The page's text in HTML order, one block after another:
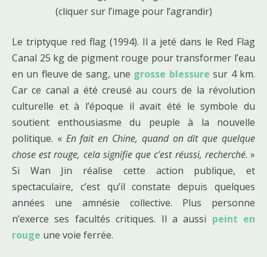
(cliquer sur l’image pour l’agrandir)
Le triptyque red flag (1994). Il a jeté dans le Red Flag
Canal 25 kg de pigment rouge pour transformer l’eau
en un fleuve de sang, une grosse blessure sur 4 km.
Car ce canal a été creusé au cours de la révolution
culturelle et à l’époque il avait été le symbole du
soutient enthousiasme du peuple à la nouvelle
politique. « En fait en Chine, quand on dit que quelque
chose est rouge, cela signifie que c’est réussi, recherché. »
Si Wan Jin réalise cette action publique, et
spectaculaire, c’est qu’il constate depuis quelques
années une amnésie collective. Plus personne
n’exerce ses facultés critiques. Il a aussi peint en
rouge une voie ferrée.